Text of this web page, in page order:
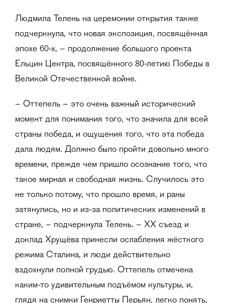
Людмила Телень на церемонии открытия также
подчеркнула, что новая экспозиция, посвящённая
эпохе 60-х, – продолжение большого проекта
Ельцин Центра, посвящённого 80-летию Победы в
Великой Отечественной войне.
– Оттепель – это очень важный исторический
момент для понимания того, что значила для всей
страны победа, и ощущения того, что эта победа
дала людям. Должно было пройти довольно много
времени, прежде чем пришло осознание того, что
такое мирная и свободная жизнь. Случилось это
не только потому, что прошло время, и раны
затянулись, но и из-за политических изменений в
стране, – подчеркнула Телень. – XX съезд и
доклад Хрущёва принесли ослабления жёсткого
режима Сталина, и люди действительно
вздохнули полной грудью. Оттепель отмечена
каким-то удивительным подъёмом культуры, и,
глядя на снимки Генриетты Перьян, легко понять,